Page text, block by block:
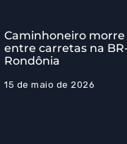
Caminhoneiro morre
entre carretas na
Rondônia
15 de maio de 2026